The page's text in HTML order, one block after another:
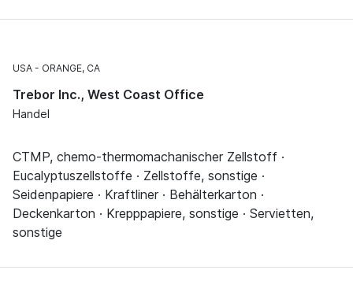
USA ORANGE, CA
Trebor Inc., West Coast Office
Handel
CTMP, chemo-thermomachanischer Zellstoff ·
Eucalyptuszellstoffe · Zellstoffe, sonstige ·
Seidenpapiere · Kraftliner · Behälterkarton ·
Deckenkarton · Krepppapiere, sonstige · Servietten,
sonstige